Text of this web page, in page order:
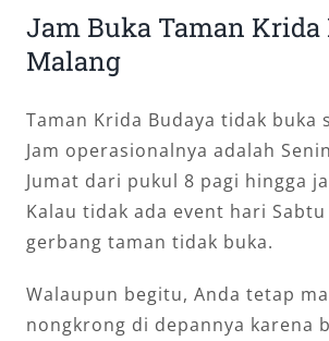
Jam Buka Taman Krida
Malang
Taman Krida Budaya tidak buka
Jam operasionalnya adalah
Jumat dari pukul 8 pagi hingga
Kalau tidak ada event hari
gerbang taman tidak buka.
Walaupun begitu, Anda tetap
nongkrong di depannya karena